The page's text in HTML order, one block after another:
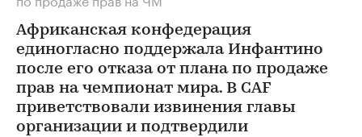
Африканская конфедерация
единогласно поддержала Инфантино
после его отказа от плана по продаже
прав на чемпионат мира. В CAF
приветствовали извинения главы
организации и подтвердили